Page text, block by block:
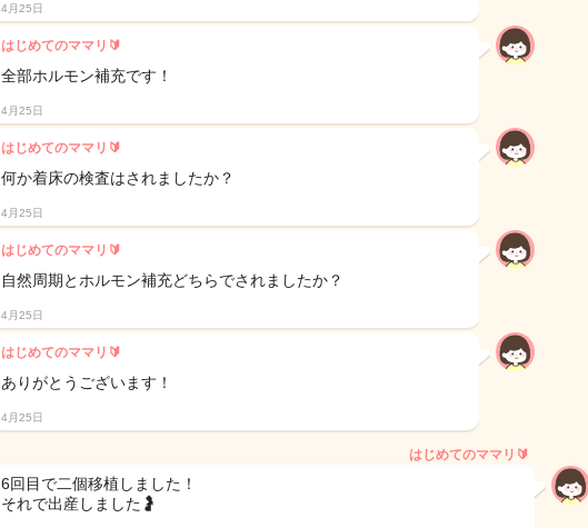
4月25日
はじめてのママリ🔰
全部ホルモン補充です！
4月25日
はじめてのママリ🔰
何か着床の検査はされましたか？
4月25日
はじめてのママリ🔰
自然周期とホルモン補充どちらでされましたか？
4月25日
はじめてのママリ🔰
ありがとうございます！
4月25日
はじめてのママリ🔰
6回目で二個移植しました！
それで出産しました🤰